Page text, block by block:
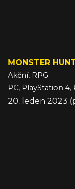
MONSTER
Akční, RPG
20. leden 2023